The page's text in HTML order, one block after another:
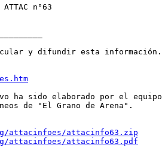
n°63
y difundir esta información.
ha sido elaborado por el
de "El Grano de Arena".
attacinfoes/attacinfo63.zip
attacinfoes/attacinfo63.pdf